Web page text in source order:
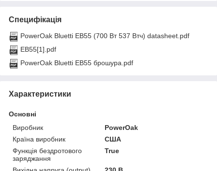
Специфікація
PowerOak Bluetti EB55 (700 Вт 537 Втч) datasheet.pdf
EB55[1].pdf
PowerOak Bluetti EB55 брошура.pdf
Характеристики
Основні
Виробник
PowerOak
Країна виробник
США
Функція бездротового
заряджання
True